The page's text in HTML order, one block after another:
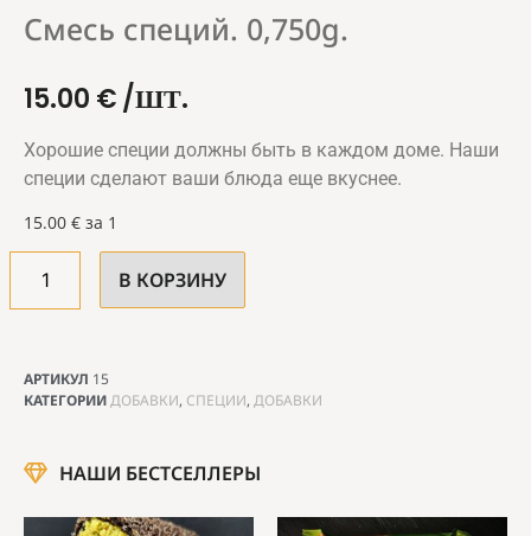
Смесь специй. 0,750g.
15.00 €/ШТ.
Хорошие специи должны быть в каждом доме. Наши
специи сделают ваши блюда еще вкуснее.
15.00 € за 1
В КОРЗИНУ
АРТИКУЛ 15
КАТЕГОРИИДОБАВКИ, СПЕЦИИ, ДОБАВКИ
НАШИ БЕСТСЕЛЛЕРЫ